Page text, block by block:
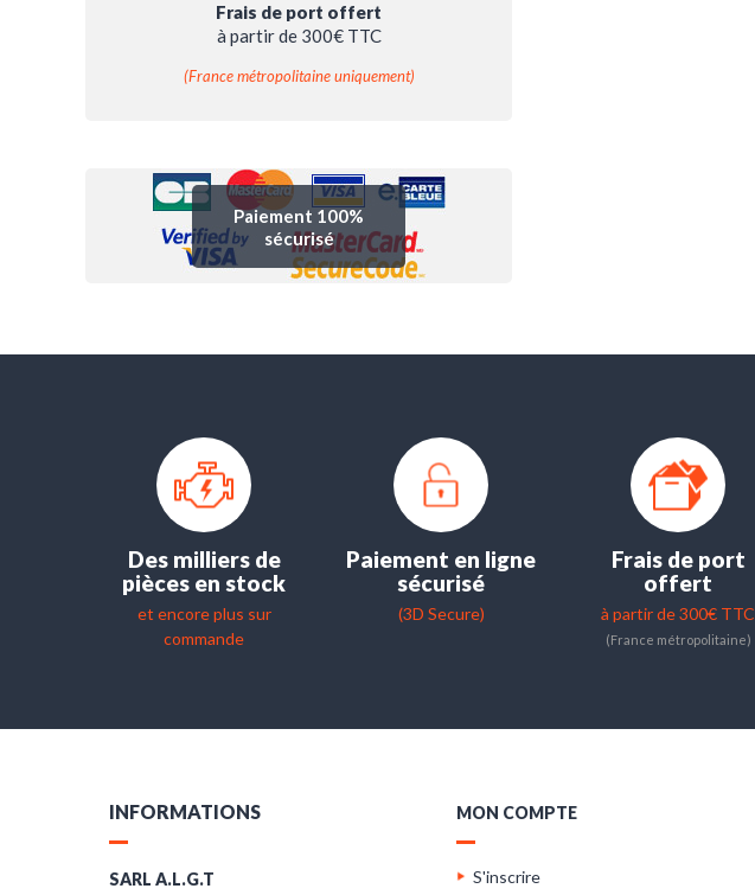
Frais de port offert
à partir de 300€ TTC
(France métropolitaine uniquement)
Paiement 100%
sécurisé
Des milliers de
pièces en stock
et encore plus sur
commande
Paiement en ligne
sécurisé
(3D Secure)
Frais de port
offert
à partir de 300€ TTC
(France métropolitaine)
INFORMATIONS
SARL A.L.G.T
MON COMPTE
S'inscrire